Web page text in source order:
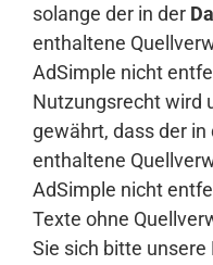
solange der in der
enthaltene
AdSimple nicht
Nutzungsrecht wird
gewährt, dass der
enthaltene
AdSimple nicht
Texte ohne
Sie sich bitte